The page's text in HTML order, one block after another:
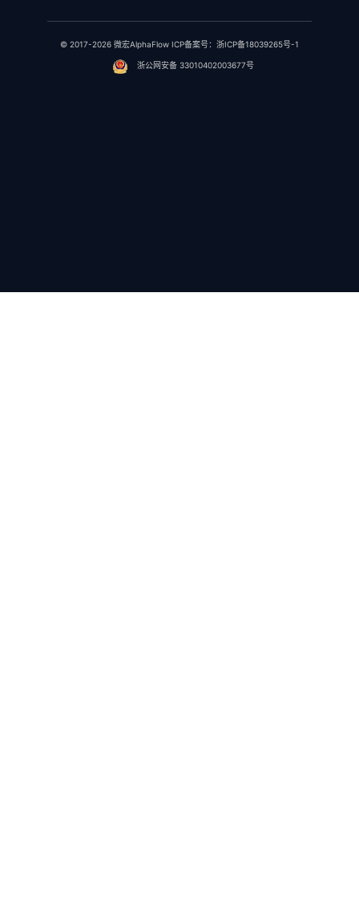
■ 传统OA替代方案
■ 开源流程引擎替代方案
© 2017-2026 微宏AlphaFlow ICP备案号： 浙ICP备18039265号-1
浙公网安备 33010402003677号